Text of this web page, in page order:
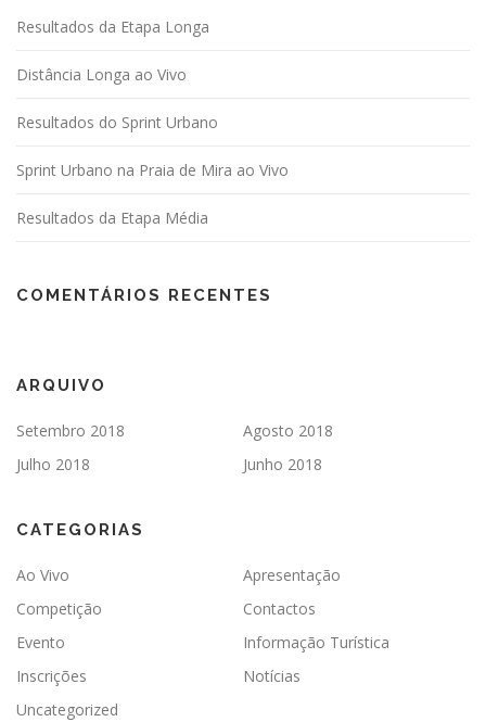
Resultados da Etapa Longa
Distância Longa ao Vivo
Resultados do Sprint Urbano
Sprint Urbano na Praia de Mira ao Vivo
Resultados da Etapa Média
COMENTÁRIOS RECENTES
ARQUIVO
Setembro 2018
Agosto 2018
Julho 2018
Junho 2018
CATEGORIAS
Ao Vivo
Apresentação
Competição
Contactos
Evento
Informação Turística
Inscrições
Notícias
Uncategorized